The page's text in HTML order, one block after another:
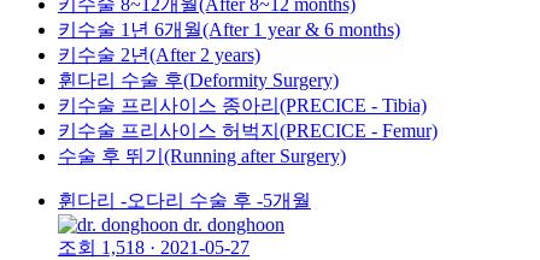
키수술 8~12개월(After 8~12 months)
키수술 1년 6개월(After 1 year & 6 months)
키수술 2년(After 2 years)
휜다리 수술 후(Deformity Surgery)
키수술 프리사이스 종아리(PRECICE - Tibia)
키수술 프리사이스 허벅지(PRECICE - Femur)
수술 후 뛰기(Running after Surgery)
휜다리 -오다리 수술 후 -5개월
dr. donghoon
조회 1,518 · 2021-05-27